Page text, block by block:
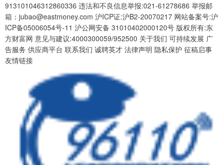
913101046312860336 违法和不良信息举报:021-61278686 举报邮
箱：jubao@eastmoney.com 沪ICP证:沪B2-20070217 网站备案号:沪
ICP备05006054号-11 沪公网安备 31010402000120号 版权所有:东
方财富网 意见与建议:4000300059/952500 关于我们 可持续发展 广
告服务 供应商平台 联系我们 诚聘英才 法律声明 隐私保护 征稿启事
友情链接